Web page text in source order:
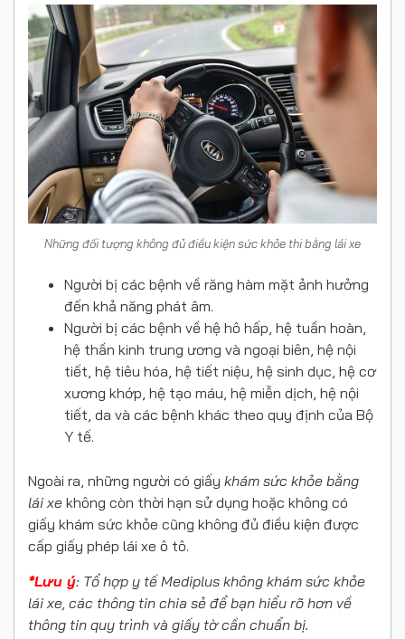
Những đối tượng không đủ điều kiện sức khỏe thi bằng lái xe
Người bị các bệnh về răng hàm mặt ảnh hưởng
đến khả năng phát âm.
Người bị các bệnh về hệ hô hấp, hệ tuần hoàn,
hệ thần kinh trung ương và ngoại biên, hệ nội
tiết, hệ tiêu hóa, hệ tiết niệu, hệ sinh dục, hệ cơ
xương khớp, hệ tạo máu, hệ miễn dịch, hệ nội
tiết, da và các bệnh khác theo quy định của Bộ
Y tế.
Ngoài ra, những người có giấy khám sức khỏe bằng
lái xe không còn thời hạn sử dụng hoặc không có
giấy khám sức khỏe cũng không đủ điều kiện được
cấp giấy phép lái xe ô tô.
*Lưu ý: Tổ hợp y tế Mediplus không khám sức khỏe
lái xe, các thông tin chia sẻ để bạn hiểu rõ hơn về
thông tin quy trình và giấy tờ cần chuẩn bị.